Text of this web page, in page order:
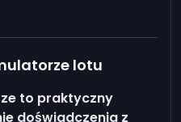
lotu
to praktyczny
doświadczenia z